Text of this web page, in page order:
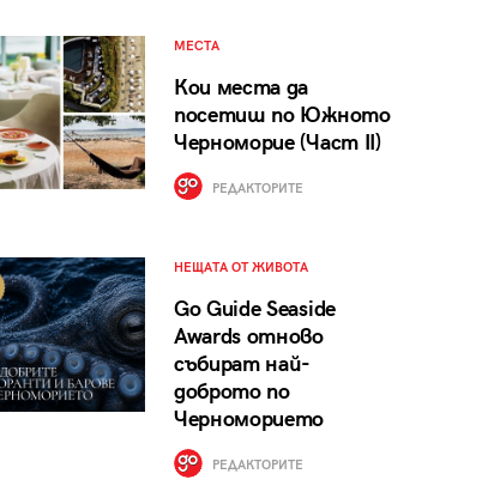
МЕСТА
Кои места да
посетиш по Южното
Черноморие (Част II)
РЕДАКТОРИТЕ
НЕЩАТА ОТ ЖИВОТА
Go Guide Seaside
Awards отново
събират най-
доброто по
Черноморието
РЕДАКТОРИТЕ